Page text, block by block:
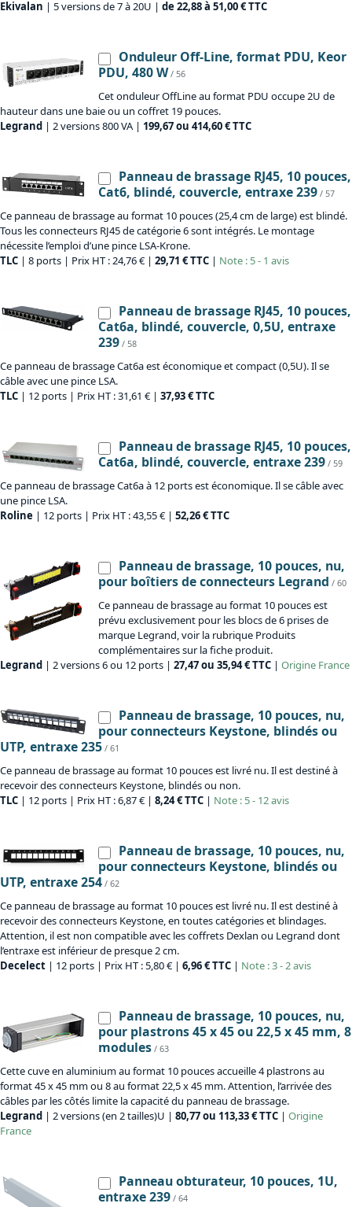
Ekivalan | 5 versions de 7 à 20U | de 22,88 à 51,00 € TTC
Onduleur Off-Line, format PDU, Keor
PDU, 480 W / 56
Cet onduleur OffLine au format PDU occupe 2U de
hauteur dans une baie ou un coffret 19 pouces.
Legrand | 2 versions 800 VA | 199,67 ou 414,60 € TTC
Panneau de brassage RJ45, 10 pouces,
Cat6, blindé, couvercle, entraxe 239 / 57
Ce panneau de brassage au format 10 pouces (25,4 cm de large) est blindé.
Tous les connecteurs RJ45 de catégorie 6 sont intégrés. Le montage
nécessite l’emploi d’une pince LSA-Krone.
TLC | 8 ports | Prix HT : 24,76 € | 29,71 € TTC | Note : 5 - 1 avis
Panneau de brassage RJ45, 10 pouces,
Cat6a, blindé, couvercle, 0,5U, entraxe
239 / 58
Ce panneau de brassage Cat6a est économique et compact (0,5U). Il se
câble avec une pince LSA.
TLC | 12 ports | Prix HT : 31,61 € | 37,93 € TTC
Panneau de brassage RJ45, 10 pouces,
Cat6a, blindé, couvercle, entraxe 239 / 59
Ce panneau de brassage Cat6a à 12 ports est économique. Il se câble avec
une pince LSA.
Roline | 12 ports | Prix HT : 43,55 € | 52,26 € TTC
Panneau de brassage, 10 pouces, nu,
pour boîtiers de connecteurs Legrand / 60
Ce panneau de brassage au format 10 pouces est
prévu exclusivement pour les blocs de 6 prises de
marque Legrand, voir la rubrique Produits
complémentaires sur la fiche produit.
Legrand | 2 versions 6 ou 12 ports | 27,47 ou 35,94 € TTC | Origine France
Panneau de brassage, 10 pouces, nu,
pour connecteurs Keystone, blindés ou
UTP, entraxe 235 / 61
Ce panneau de brassage au format 10 pouces est livré nu. Il est destiné à
recevoir des connecteurs Keystone, blindés ou non.
TLC | 12 ports | Prix HT : 6,87 € | 8,24 € TTC | Note : 5 - 12 avis
Panneau de brassage, 10 pouces, nu,
pour connecteurs Keystone, blindés ou
UTP, entraxe 254 / 62
Ce panneau de brassage au format 10 pouces est livré nu. Il est destiné à
recevoir des connecteurs Keystone, en toutes catégories et blindages.
Attention, il est non compatible avec les coffrets Dexlan ou Legrand dont
l’entraxe est inférieur de presque 2 cm.
Decelect | 12 ports | Prix HT : 5,80 € | 6,96 € TTC | Note : 3 - 2 avis
Panneau de brassage, 10 pouces, nu,
pour plastrons 45 x 45 ou 22,5 x 45 mm, 8
modules / 63
Cette cuve en aluminium au format 10 pouces accueille 4 plastrons au
format 45 x 45 mm ou 8 au format 22,5 x 45 mm. Attention, l’arrivée des
câbles par les côtés limite la capacité du panneau de brassage.
Legrand | 2 versions (en 2 tailles)U | 80,77 ou 113,33 € TTC | Origine
France
Panneau obturateur, 10 pouces, 1U,
entraxe 239 / 64